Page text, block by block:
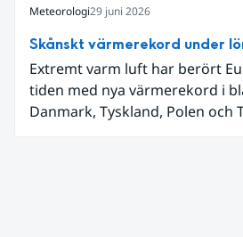
Meteorologi29 juni 2026
Skånskt värmerekord under
Extremt varm luft har berört
tiden med nya värmerekord i
Danmark, Tyskland, Polen och